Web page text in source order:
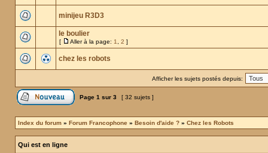
minijeu R3D3
le boulier
[ Aller à la page: 1 2 ]
chez les robots
Afficher les sujets postés depuis:
Page 1 sur 3 [ 32 sujets ]
Index du forum » Forum Francophone » Besoin d'aide ? » Chez les Robots
Qui est en ligne